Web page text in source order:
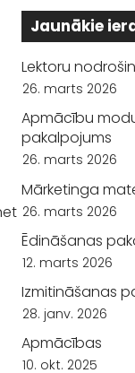
Jaunākie
Lektoru
26. marts 2026
Apmācību
pakalpojums
26. marts 2026
Mārketinga
26. marts 2026
Ēdināšanas
12. marts 2026
Izmitināšanas
28. janv. 2026
Apmācības
10. okt. 2025